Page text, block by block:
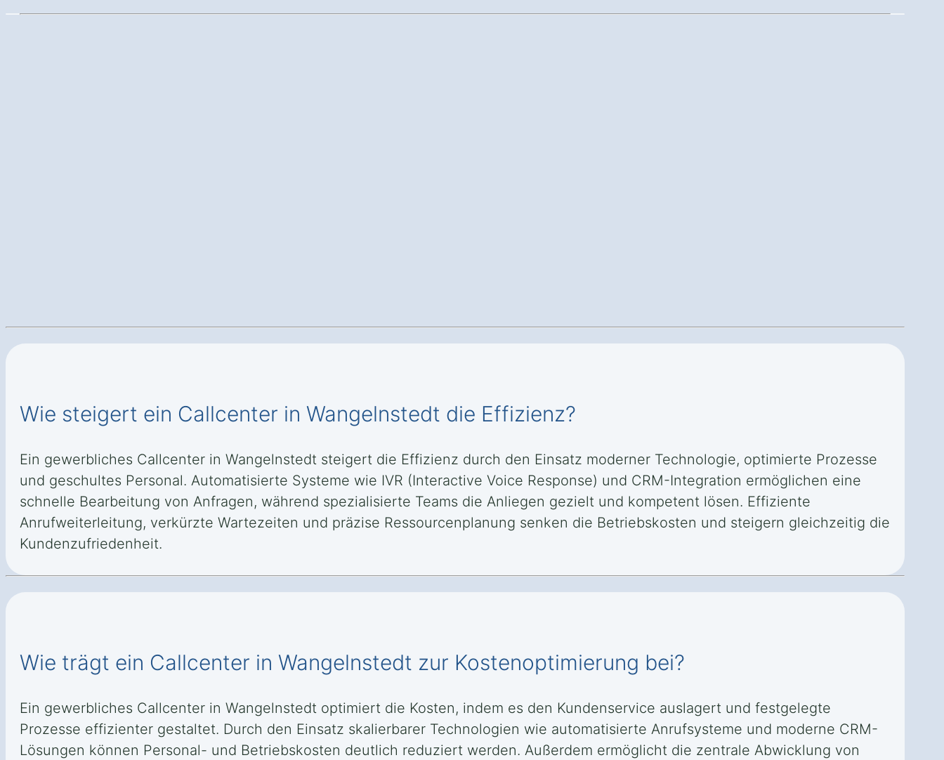
Wie steigert ein Callcenter in Wangelnstedt die Effizienz?
Ein gewerbliches Callcenter in Wangelnstedt steigert die Effizienz durch den Einsatz moderner Technologie, optimierte Prozesse
und geschultes Personal. Automatisierte Systeme wie IVR (Interactive Voice Response) und CRM-Integration ermöglichen eine
schnelle Bearbeitung von Anfragen, während spezialisierte Teams die Anliegen gezielt und kompetent lösen. Effiziente
Anrufweiterleitung, verkürzte Wartezeiten und präzise Ressourcenplanung senken die Betriebskosten und steigern gleichzeitig die
Kundenzufriedenheit.
Wie trägt ein Callcenter in Wangelnstedt zur Kostenoptimierung bei?
Ein gewerbliches Callcenter in Wangelnstedt optimiert die Kosten, indem es den Kundenservice auslagert und festgelegte
Prozesse effizienter gestaltet. Durch den Einsatz skalierbarer Technologien wie automatisierte Anrufsysteme und moderne CRM-
Lösungen können Personal- und Betriebskosten deutlich reduziert werden. Außerdem ermöglicht die zentrale Abwicklung von